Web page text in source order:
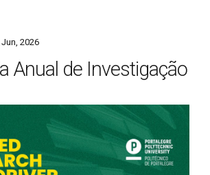
Jun, 2026
Anual de Investigação